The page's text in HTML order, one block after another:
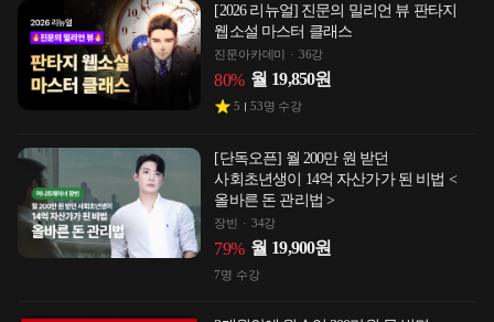
[2026 리뉴얼] 진문의 밀리언 뷰 판타지
웹소설 마스터 클래스
진문아카데미 36강
80% 월 19,850원
5 53명 수강
[단독오픈] 월 200만 원 받던
사회초년생이 14억 자산가가 된 비법 <
올바른 돈 관리법 >
장빈 34강
79% 월 19,900원
7명 수강